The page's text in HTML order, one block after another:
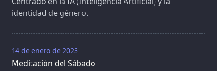
identidad de género.
14 de enero de 2023
Meditación del Sábado